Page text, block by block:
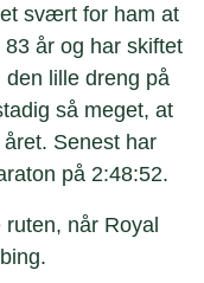
svært for ham at
år og har skiftet
lille dreng på
så meget, at
Senest har
på 2:48:52.
når Royal